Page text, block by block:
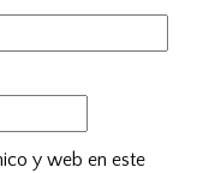
y web en este